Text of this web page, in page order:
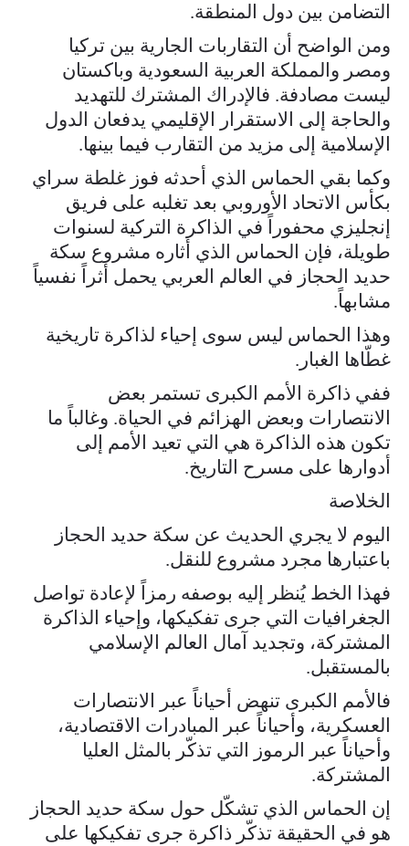
التضامن بين دول المنطقة.
ومن الواضح أن التقاربات الجارية بين تركيا
ومصر والمملكة العربية السعودية وباكستان
ليست مصادفة. فالإدراك المشترك للتهديد
والحاجة إلى الاستقرار الإقليمي يدفعان الدول
الإسلامية إلى مزيد من التقارب فيما بينها.
وكما بقي الحماس الذي أحدثه فوز غلطة سراي
بكأس الاتحاد الأوروبي بعد تغلبه على فريق
إنجليزي محفوراً في الذاكرة التركية لسنوات
طويلة، فإن الحماس الذي أثاره مشروع سكة
حديد الحجاز في العالم العربي يحمل أثراً نفسياً
مشابهاً.
وهذا الحماس ليس سوى إحياء لذاكرة تاريخية
غطّاها الغبار.
ففي ذاكرة الأمم الكبرى تستمر بعض
الانتصارات وبعض الهزائم في الحياة. وغالباً ما
تكون هذه الذاكرة هي التي تعيد الأمم إلى
أدوارها على مسرح التاريخ.
الخلاصة
اليوم لا يجري الحديث عن سكة حديد الحجاز
باعتبارها مجرد مشروع للنقل.
فهذا الخط يُنظر إليه بوصفه رمزاً لإعادة تواصل
الجغرافيات التي جرى تفكيكها، وإحياء الذاكرة
المشتركة، وتجديد آمال العالم الإسلامي
بالمستقبل.
فالأمم الكبرى تنهض أحياناً عبر الانتصارات
العسكرية، وأحياناً عبر المبادرات الاقتصادية،
وأحياناً عبر الرموز التي تذكّر بالمثل العليا
المشتركة.
إن الحماس الذي تشكّل حول سكة حديد الحجاز
هو في الحقيقة تذكّر ذاكرة جرى تفكيكها على